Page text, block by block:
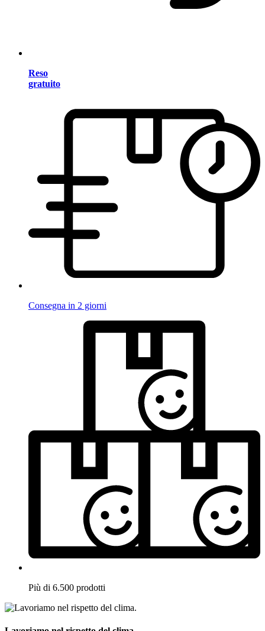
Reso
gratuito
Consegna in 2 giorni
Più di 6.500 prodotti